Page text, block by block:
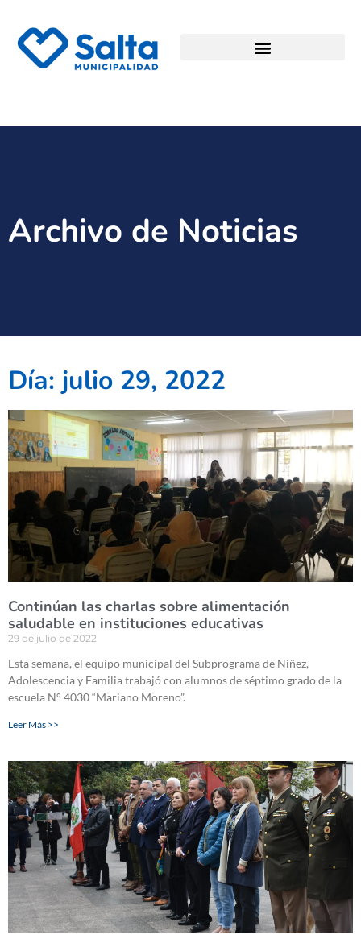
Archivo de Noticias
Día: julio 29, 2022
Continúan las charlas sobre alimentación
saludable en instituciones educativas
29 de julio de 2022
Esta semana, el equipo municipal del Subprograma de Niñez,
Adolescencia y Familia trabajó con alumnos de séptimo grado de la
escuela N° 4030 “Mariano Moreno”.
Leer Más >>